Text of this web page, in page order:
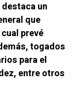
un
que
prevé
togados
para el
entre otros